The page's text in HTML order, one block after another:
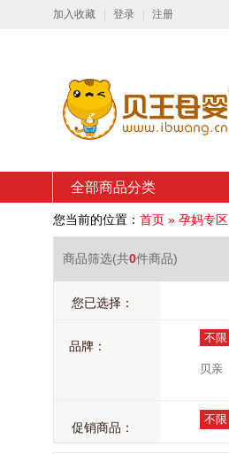
加入收藏 登录 注册
全部商品分类
您当前的位置： 首页 » 孕妈专区
商品筛选(共0件商品)
您已选择：
品牌：
不限
贝亲
促销商品：
不限